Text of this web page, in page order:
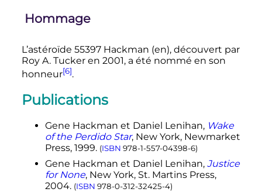
Hommage
L’astéroïde 55397 Hackman (en), découvert par
Roy A. Tucker en 2001, a été nommé en son
honneur[6].
Publications
Gene Hackman et Daniel Lenihan, Wake
of the Perdido Star, New York, Newmarket
Press, 1999. (ISBN 978-1-557-04398-6)
Gene Hackman et Daniel Lenihan, Justice
for None, New York, St. Martins Press,
2004. (ISBN 978-0-312-32425-4)